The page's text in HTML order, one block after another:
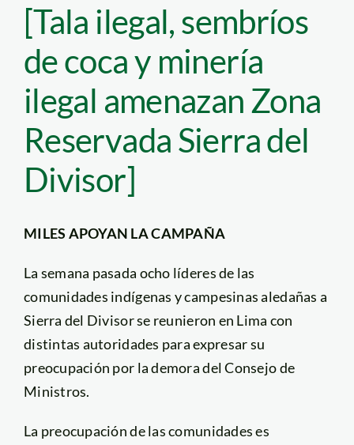
[Tala ilegal, sembríos
de coca y minería
ilegal amenazan Zona
Reservada Sierra del
Divisor]
MILES APOYAN LA CAMPAÑA
La semana pasada ocho líderes de las
comunidades indígenas y campesinas aledañas a
Sierra del Divisor se reunieron en Lima con
distintas autoridades para expresar su
preocupación por la demora del Consejo de
Ministros.
La preocupación de las comunidades es